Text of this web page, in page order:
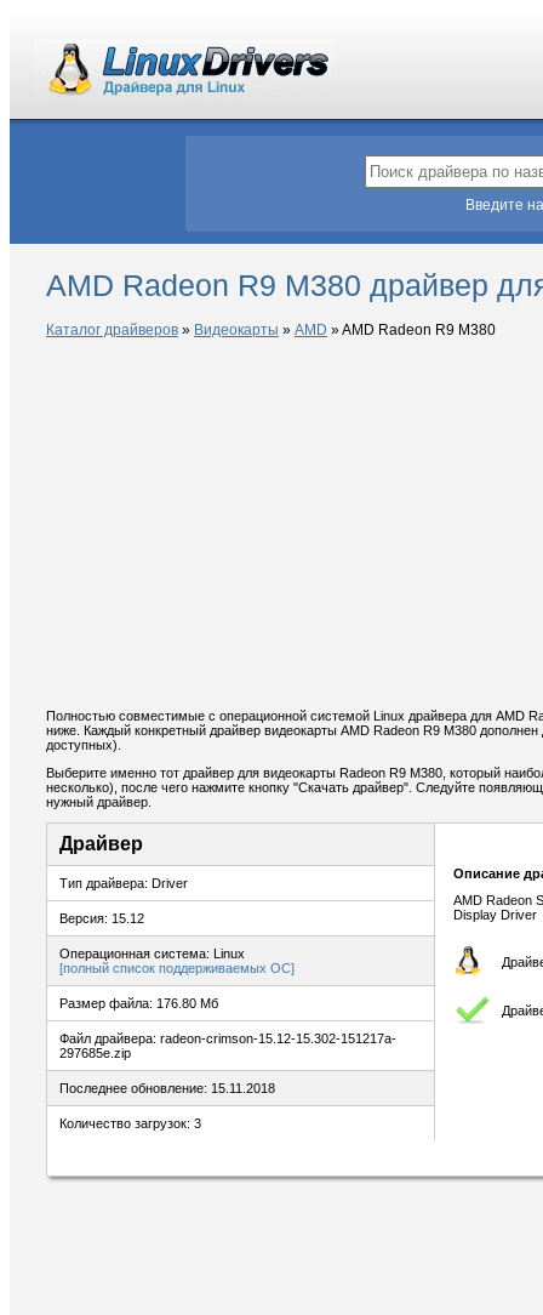
Введите
AMD Radeon R9 M380 драйвер
Каталог драйверов » Видеокарты » AMD »AMD Radeon R9 M380
Полностью совместимые с операционной системой Linux драйвера для AMD
ниже. Каждый конкретный драйвер видеокарты AMD Radeon R9 M380
доступных).
Выберите именно тот драйвер для видеокарты Radeon R9 M380, который
несколько), после чего нажмите кнопку "Скачать драйвер". Следуйте
нужный драйвер.
Драйвер
Тип драйвера: Driver
Версия: 15.12
Операционная система: Linux
[полный список поддерживаемых ОС]
Размер файла: 176.80 Мб
Файл драйвера: radeon-crimson-15.12-15.302-151217a-
297685e.zip
Последнее обновление: 15.11.2018
Количество загрузок: 3
Описание
AMD Radeon
Display Driver